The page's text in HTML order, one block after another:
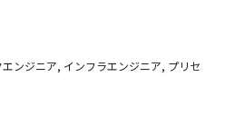
ンジニア, インフラエンジニア, プリセ